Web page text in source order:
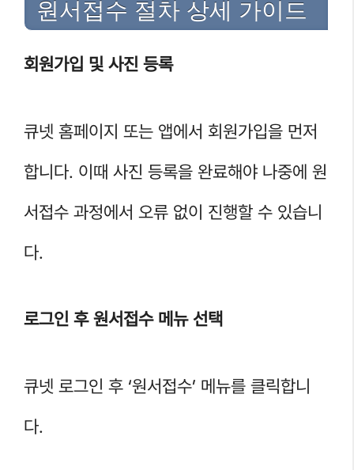
원서접수 절차 상세 가이드
회원가입 및 사진 등록
큐넷 홈페이지 또는 앱에서 회원가입을 먼저
합니다. 이때 사진 등록을 완료해야 나중에 원
서접수 과정에서 오류 없이 진행할 수 있습니
다.
로그인 후 원서접수 메뉴 선택
큐넷 로그인 후 ‘원서접수’ 메뉴를 클릭합니
다.